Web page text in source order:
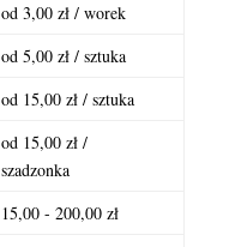
od 3,00 zł / worek
od 5,00 zł / sztuka
od 15,00 zł / sztuka
od 15,00 zł /
szadzonka
15,00 - 200,00 zł